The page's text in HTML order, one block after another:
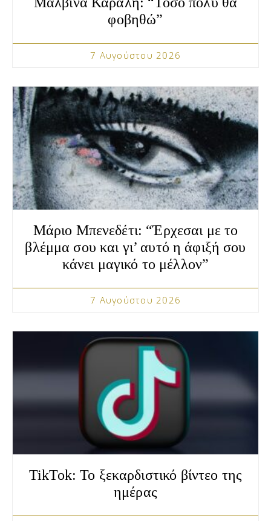
φοβηθώ”
7 Αυγούστου 2026
Μάριο Μπενεδέτι: “Έρχεσαι με το
βλέμμα σου και γι’ αυτό η άφιξή σου
κάνει μαγικό το μέλλον”
7 Αυγούστου 2026
TikTok: Το ξεκαρδιστικό βίντεο της
ημέρας